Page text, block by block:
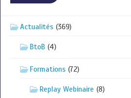
Actualités (369)
BtoB (4)
Formations (72)
Replay Webinaire (8)